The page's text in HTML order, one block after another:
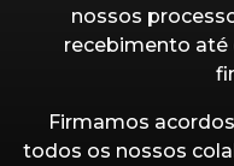
nossos
recebimento até
Firmamos
todos os nossos